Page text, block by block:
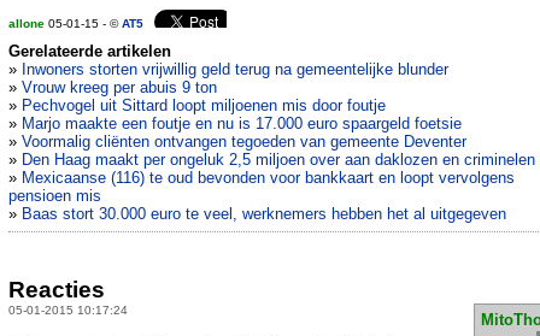
allone 05-01-15 - ©AT5
Gerelateerde artikelen
» Inwoners storten vrijwillig geld terug na gemeentelijke blunder
» Vrouw kreeg per abuis 9 ton
» Pechvogel uit Sittard loopt miljoenen mis door foutje
» Marjo maakte een foutje en nu is 17.000 euro spaargeld foetsie
» Voormalig cliënten ontvangen tegoeden van gemeente Deventer
» Den Haag maakt per ongeluk 2,5 miljoen over aan daklozen en criminelen
» Mexicaanse (116) te oud bevonden voor bankkaart en loopt vervolgens
pensioen mis
» Baas stort 30.000 euro te veel, werknemers hebben het al uitgegeven
Reacties
05-01-2015 10:17:24